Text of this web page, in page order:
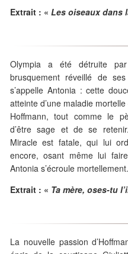
Extrait : « Les oiseaux dans
Olympia a été détruite
brusquement réveillé de
s’appelle Antonia : cette
atteinte d’une maladie
Hoffmann, tout comme le
d’être sage et de se
Miracle est fatale, qui lui
encore, osant même lui
Antonia s’écroule mortellement.
Extrait : « Ta mère, oses-tu
La nouvelle passion